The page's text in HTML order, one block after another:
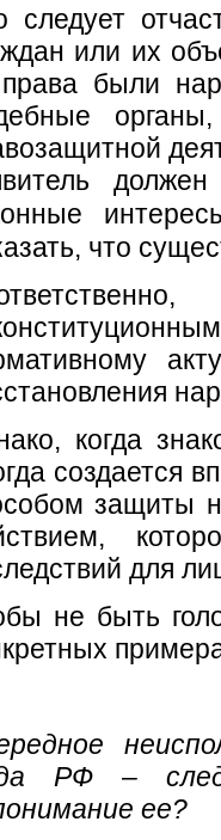
следует
или их
были
что
когда
создается
защиты
для
не быть
РФ –
ее?